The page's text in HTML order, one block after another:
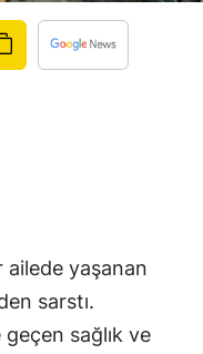
ailede yaşanan
sarstı.
sağlık ve